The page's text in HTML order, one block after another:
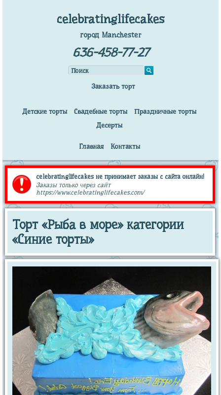
celebratinglifecakes
город Manchester
636-458-77-27
Заказать торт
Детские торты Свадебные торты
Праздничные торты
Десерты
Главная Контакты
celebratinglifecakes не принимает заказы с сайта онлайн!
Заказы только через сайт
https://www.celebratinglifecakes.com/
Торт «Рыба в море» категории
«Синие торты»